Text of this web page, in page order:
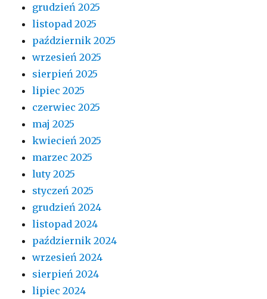
grudzień 2025
listopad 2025
październik 2025
wrzesień 2025
sierpień 2025
lipiec 2025
czerwiec 2025
maj 2025
kwiecień 2025
marzec 2025
luty 2025
styczeń 2025
grudzień 2024
listopad 2024
październik 2024
wrzesień 2024
sierpień 2024
lipiec 2024